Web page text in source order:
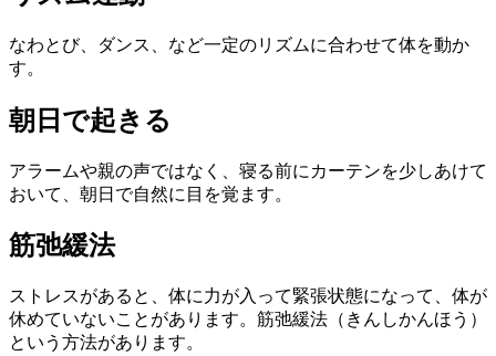
なわとび、ダンス、など一定のリズムに合わせて体を動か
す。
朝日で起きる
アラームや親の声ではなく、寝る前にカーテンを少しあけて
おいて、朝日で自然に目を覚ます。
筋弛緩法
ストレスがあると、体に力が入って緊張状態になって、体が
休めていないことがあります。筋弛緩法（きんしかんほう）
という方法があります。